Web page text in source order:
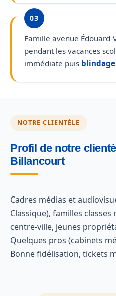
03
Famille avenue
pendant les vacances
immédiate puis
NOTRE CLIENTÈLE
Profil de notre
Billancourt
Cadres médias et
Classique), familles
centre-ville, jeunes
Quelques pros (cabinets
Bonne fidélisation, tickets